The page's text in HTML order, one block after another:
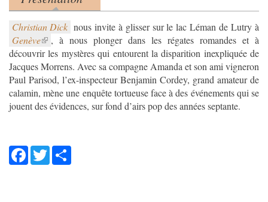
(onglet actif)
Christian Dick
Genève
, à nous plonger dans les régates romandes et à
découvrir les mystères qui entourent la disparition inexpliquée de
Jacques Morrens. Avec sa compagne Amanda et son ami vigneron
Paul Parisod, l’ex-inspecteur Benjamin Cordey, grand amateur de
calamin, mène une enquête tortueuse face à des événements qui se
jouent des évidences, sur fond d’airs pop des années septante.
Facebook
Twitter